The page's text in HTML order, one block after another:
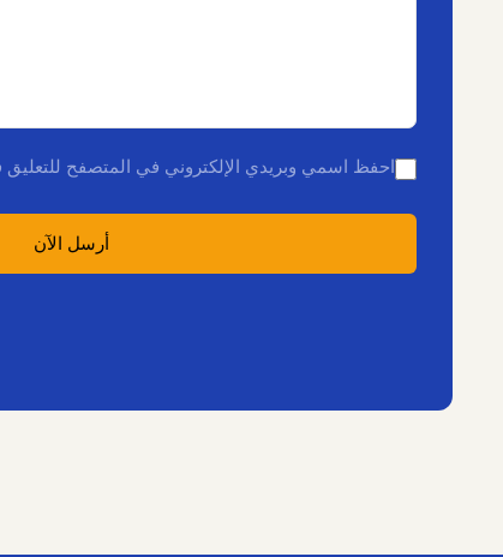
احفظ اسمي وبريدي الإلكتروني في المتصفح للتعليق